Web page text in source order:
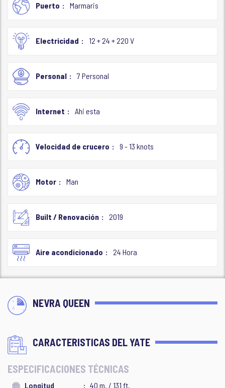
Puerto Marmaris
Electricidad 12 + 24 + 220 V
Personal 7 Personal
Internet Ahi esta
Velocidad de crucero 9 - 13 knots
Motor Man
Built / Renovación 2019
Aire acondicionado 24 Hora
NEVRA QUEEN
CARACTERISTICAS DEL YATE
ESPECIFICACIONES TÉCNICAS
Longitud
40 m. / 131 ft.